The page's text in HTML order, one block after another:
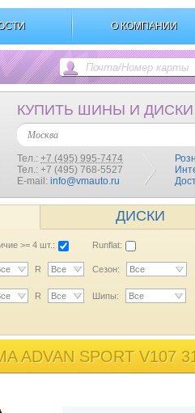
О КОМПАНИИ
КУПИТЬ ШИНЫ И ДИСКИ
Москва
Тел.: +7 (495) 995-7474
Тел.: +7 (495) 768-5527
E-mail: info@vmauto.ru
ДИСКИ
>= 4 шт.: Runflat:
R Все Сезон: Все
R Все Шипы: Все
ADVAN SPORT V107